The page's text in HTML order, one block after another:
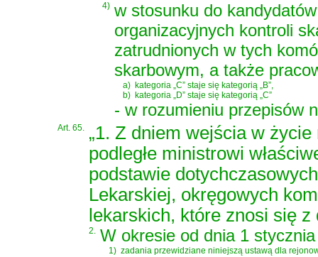
4) w stosunku do
organizacyjnych kontroli
zatrudnionych w tych
skarbowym, a także
a) kategoria „C” staje się kategorią „B”,
b) kategoria „D” staje się kategorią „C”
- w rozumieniu przepisów
Art. 65. „1. Z dniem wejścia w
podległe ministrowi
podstawie
Lekarskiej, okręgowych
lekarskich, które znosi się
2. W okresie od dnia 1
1) zadania przewidziane niniejszą ustawą dla